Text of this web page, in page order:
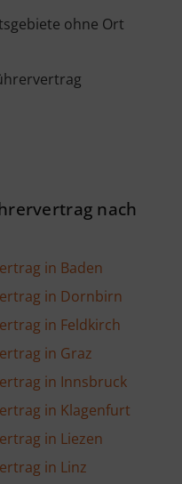
ohne Ort
nach
in Baden
in Dornbirn
in Feldkirch
in Graz
in Innsbruck
in Klagenfurt
in Liezen
in Linz